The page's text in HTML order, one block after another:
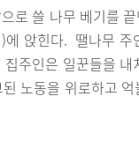
로 쓸 나무 베기를
앉힌다. 땔나무
주인은 일꾼들을
노동을 위로하고